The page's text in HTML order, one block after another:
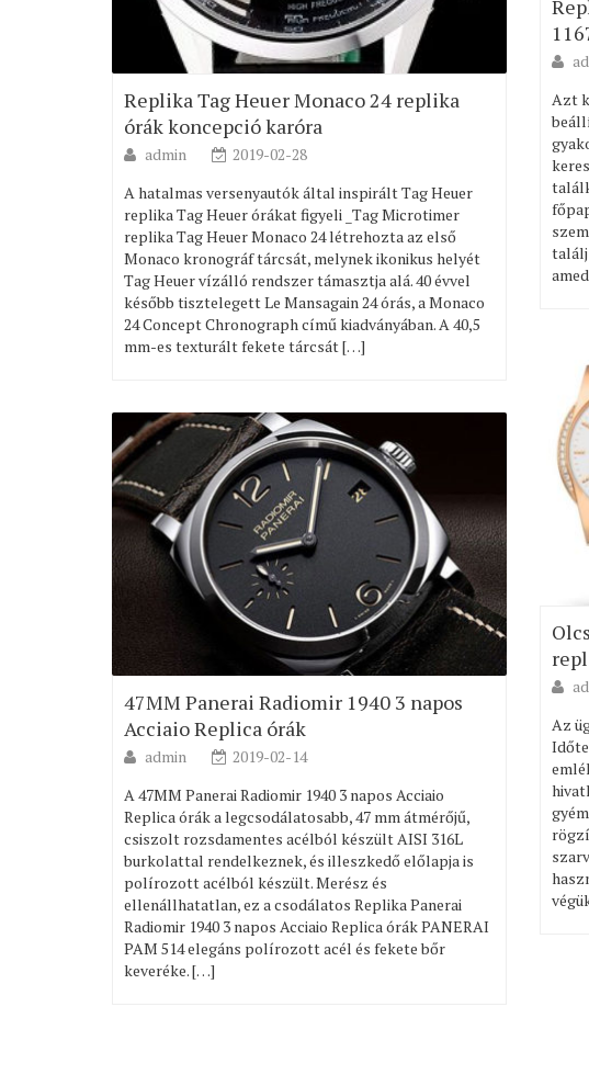
Replika Tag Heuer Monaco 24 replika
órák koncepció karóra
admin
2019-02-28
A hatalmas versenyautók által inspirált Tag Heuer
replika Tag Heuer órákat figyeli _Tag Microtimer
replika Tag Heuer Monaco 24 létrehozta az első
Monaco kronográf tárcsát, melynek ikonikus helyét
Tag Heuer vízálló rendszer támasztja alá. 40 évvel
később tisztelegett Le Mansagain 24 órás, a Monaco
24 Concept Chronograph című kiadványában. A 40,5
mm-es texturált fekete tárcsát […]
Azt
találj
Az
47MM Panerai Radiomir 1940 3 napos
Acciaio Replica órák
admin
2019-02-14
A 47MM Panerai Radiomir 1940 3 napos Acciaio
Replica órák a legcsodálatosabb, 47 mm átmérőjű,
csiszolt rozsdamentes acélból készült AISI 316L
burkolattal rendelkeznek, és illeszkedő előlapja is
polírozott acélból készült. Merész és
ellenállhatatlan, ez a csodálatos Replika Panerai
Radiomir 1940 3 napos Acciaio Replica órák PANERAI
PAM 514 elegáns polírozott acél és fekete bőr
keveréke. […]